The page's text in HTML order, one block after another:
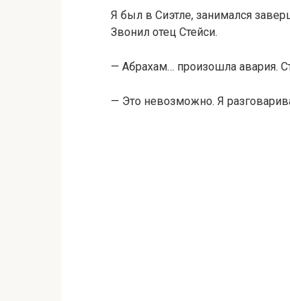
Я был в Сиэтле, занимался
Звонил отец Стейси.
— Абрахам… произошла авария.
— Это невозможно. Я